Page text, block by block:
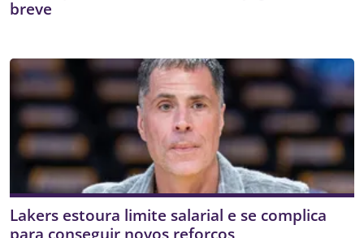
breve
Lakers estoura limite salarial e se complica
para conseguir novos reforços